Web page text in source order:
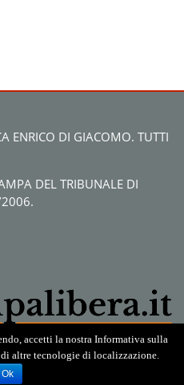
ENRICO DI GIACOMO. TUTTI
DEL TRIBUNALE DI
accetti la nostra Informativa sulla
altre tecnologie di localizzazione.
Ok